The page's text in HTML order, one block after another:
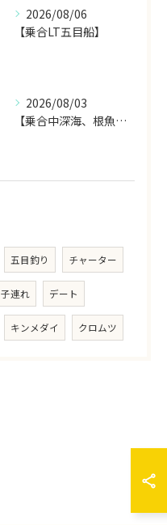
2026/08/06
【乗合LT五目船】
2026/08/03
【乗合中深海、根魚五目船】
五目釣り チャーター
子連れ デート
キンメダイ クロムツ